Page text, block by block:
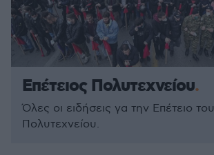
Επέτειος Πολυτεχνείου
Όλες οι ειδήσεις γα την Επέτειο του
Πολυτεχνείου.